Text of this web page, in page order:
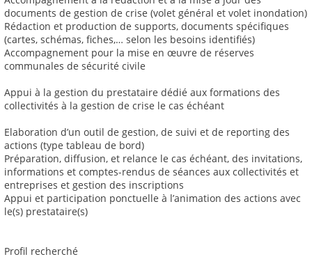
documents de gestion de crise (volet général et volet inondation)
Rédaction et production de supports, documents spécifiques
(cartes, schémas, fiches,… selon les besoins identifiés)
Accompagnement pour la mise en œuvre de réserves
communales de sécurité civile
Appui à la gestion du prestataire dédié aux formations des
collectivités à la gestion de crise le cas échéant
Elaboration d’un outil de gestion, de suivi et de reporting des
actions (type tableau de bord)
Préparation, diffusion, et relance le cas échéant, des invitations,
informations et comptes-rendus de séances aux collectivités et
entreprises et gestion des inscriptions
Appui et participation ponctuelle à l’animation des actions avec
le(s) prestataire(s)
Profil recherché